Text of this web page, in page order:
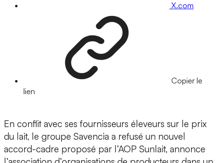
X.com
Copier le
lien
En conflit avec ses fournisseurs éleveurs sur le prix
du lait, le groupe Savencia a refusé un nouvel
accord-cadre proposé par l’AOP Sunlait, annonce